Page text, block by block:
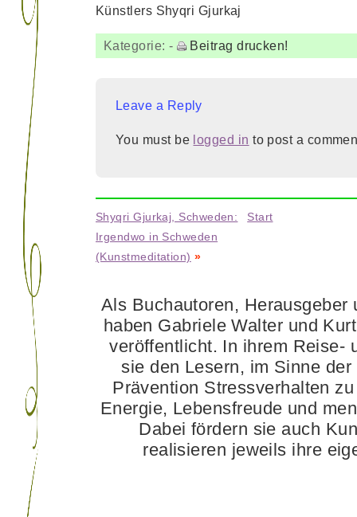
Künstlers Shyqri Gjurkaj
Kategorie:- Beitrag drucken!
Leave a Reply
You must be logged in to post a
Shyqri Gjurkaj, Schweden:
Irgendwo in Schweden
(Kunstmeditation) »
Start
Als Buchautoren, Herausgeber
haben Gabriele Walter und
veröffentlicht. In ihrem Reise-
sie den Lesern, im Sinne
Prävention Stressverhalten
Energie, Lebensfreude und
Dabei fördern sie auch
realisieren jeweils ihre